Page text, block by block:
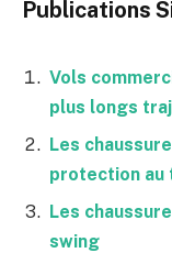
Publications
Vols
plus longs
Les
protection au
Les
swing